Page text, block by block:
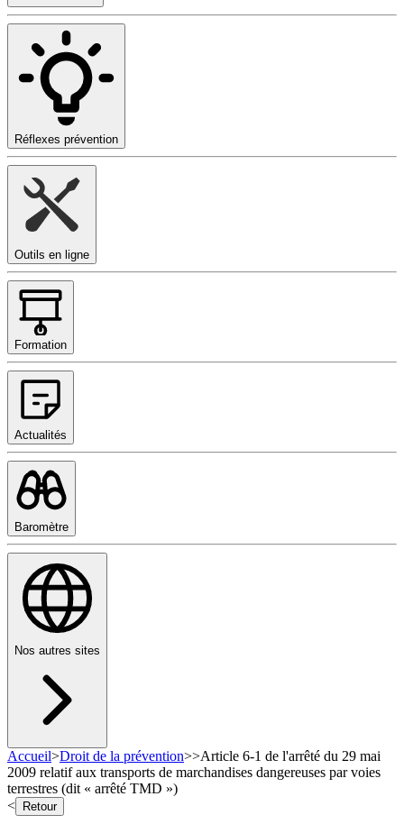
Réflexes prévention
Outils en ligne
Formation
Actualités
Baromètre
Nos autres sites
Accueil>Droit de la prévention>>Article 6-1 de l'arrêté du 29 mai
2009 relatif aux transports de marchandises dangereuses par voies
terrestres (dit « arrêté TMD »)
<
Retour